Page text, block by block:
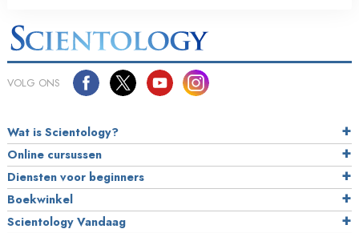
VOLG ONS
Wat is Scientology?
Online cursussen
Diensten voor beginners
Boekwinkel
Scientology Vandaag